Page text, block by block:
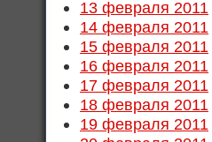
13 февраля 2011
14 февраля 2011
15 февраля 2011
16 февраля 2011
17 февраля 2011
18 февраля 2011
19 февраля 2011